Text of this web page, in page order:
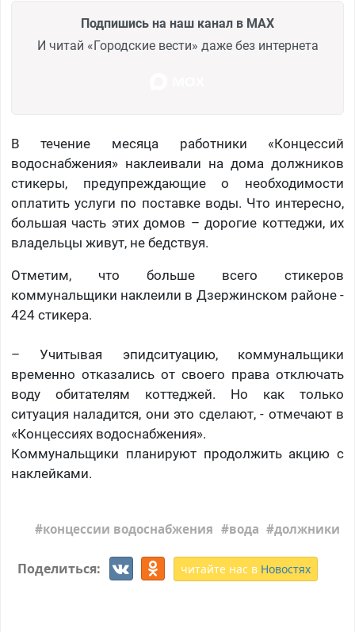
Подпишись на наш канал в MAX
И читай «Городские вести» даже без интернета
В течение месяца работники «Концессий
водоснабжения» наклеивали на дома должников
стикеры, предупреждающие о необходимости
оплатить услуги по поставке воды. Что интересно,
большая часть этих домов – дорогие коттеджи, их
владельцы живут, не бедствуя.
Отметим, что больше всего стикеров
коммунальщики наклеили в Дзержинском районе -
424 стикера.
– Учитывая эпидситуацию, коммунальщики
временно отказались от своего права отключать
воду обитателям коттеджей. Но как только
ситуация наладится, они это сделают, - отмечают в
«Концессиях водоснабжения».
Коммунальщики планируют продолжить акцию с
наклейками.
концессии водоснабжения вода должники
Поделиться: читайте нас в Новостях